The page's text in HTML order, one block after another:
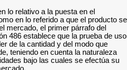
lo relativo a la puesta en el
en lo referido a que el producto se
mercado, el primer párrafo del
486 establece que la prueba de uso
de la cantidad y del modo que
teniendo en cuenta la naturaleza
bajo las cuales se efectúa su